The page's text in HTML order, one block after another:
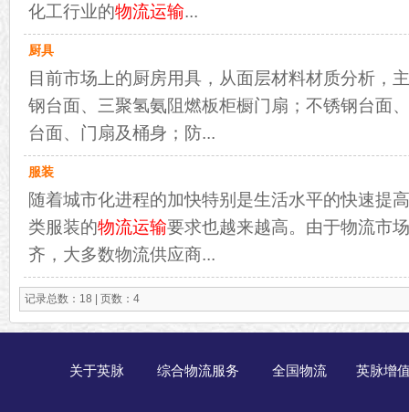
化工行业的物流运输...
厨具
目前市场上的厨房用具，从面层材料材质分析，
钢台面、三聚氢氨阻燃板柜橱门扇；不锈钢台面
台面、门扇及桶身；防...
服装
随着城市化进程的加快特别是生活水平的快速提
类服装的物流运输要求也越来越高。由于物流市
齐，大多数物流供应商...
记录总数：18 | 页数：4
关于英脉 综合物流服务 全国物流 英脉增